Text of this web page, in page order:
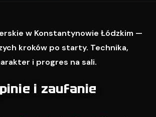
w Konstantynowie Łódzkim —
kroków po starty. Technika,
i progres na sali.
i zaufanie